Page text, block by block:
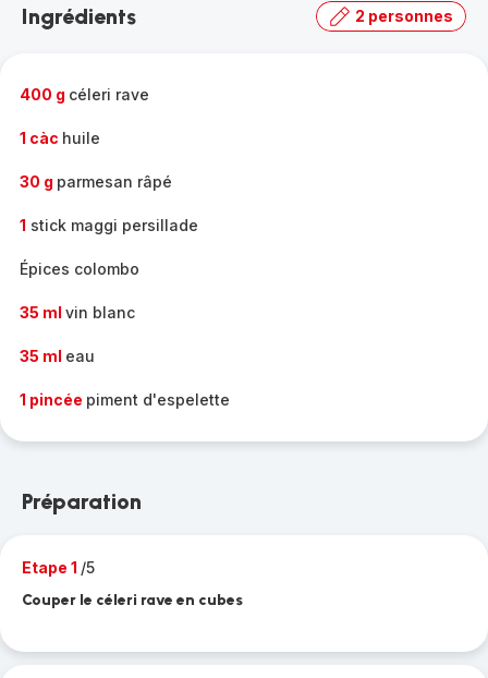
gamme
Ingrédients 2 personnes
400 g céleri rave
1 càc huile
30 g parmesan râpé
1 stick maggi persillade
Épices colombo
35 ml vin blanc
35 ml eau
1 pincée piment d'espelette
Préparation
Etape 1 /5
Couper le céleri rave en cubes